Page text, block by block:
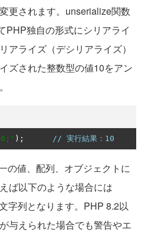
更されます。unserialize関数
PHP独自の形式にシリアライ
アライズ（デシリアライズ）
ズされた整数型の値10をアン
); // 実行結果：10
の値、配列、オブジェクトに
ば以下のような場合には
字列となります。PHP 8.2以
与えられた場合でも警告やエ